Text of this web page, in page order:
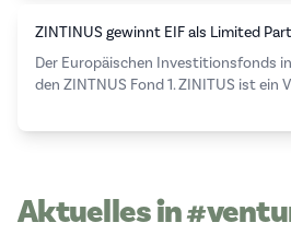
ZINTINUS gewinnt EIF als Limited
Der Europäischen Investitionsfonds
den ZINTNUS Fond 1. ZINITUS ist ein
Aktuelles in